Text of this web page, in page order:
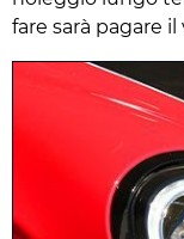
fare sarà pagare